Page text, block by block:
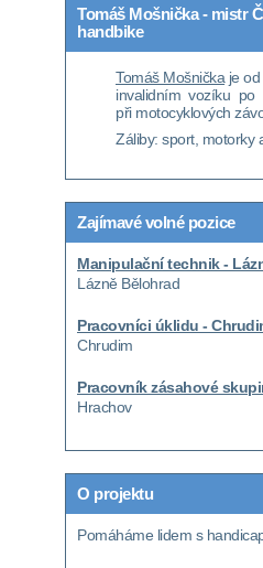
Tomáš Mošnička - mistr
handbike
Tomáš Mošnička je
invalidním vozíku po
při motocyklových
Záliby: sport, motorky
Zajímavé volné pozice
Manipulační technik -
Lázně Bělohrad
Pracovníci úklidu -
Chrudim
Pracovník zásahové
Hrachov
O projektu
Pomáháme lidem s